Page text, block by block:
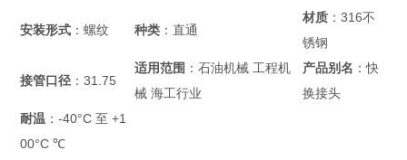
安装形式：螺纹 种类：直通
材质：316不
锈钢
接管口径：31.75
适用范围 ：石油机械 工程机
械 海工行业
产品别名 ：快
换接头
耐温 ：-40°C 至 +1
00°C ℃